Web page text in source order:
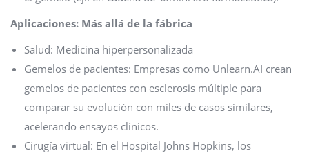
Aplicaciones: Más allá de la fábrica
Salud: Medicina hiperpersonalizada
Gemelos de pacientes: Empresas como Unlearn.AI crean
gemelos de pacientes con esclerosis múltiple para
comparar su evolución con miles de casos similares,
acelerando ensayos clínicos.
Cirugía virtual: En el Hospital Johns Hopkins, los